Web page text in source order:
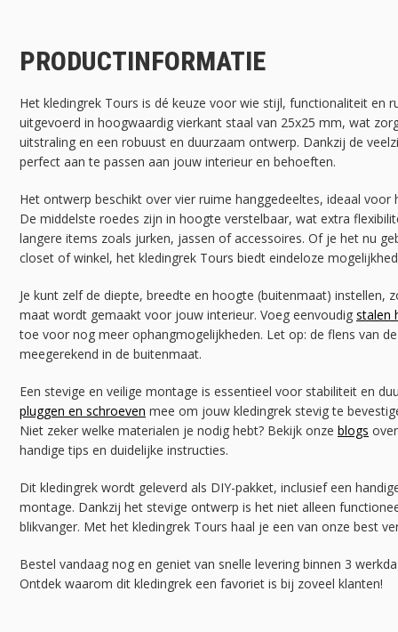
PRODUCTINFORMATIE
Het kledingrek Tours is dé keuze voor wie stijl, functionaliteit en
uitgevoerd in hoogwaardig vierkant staal van 25x25 mm, wat
uitstraling en een robuust en duurzaam ontwerp. Dankzij de
perfect aan te passen aan jouw interieur en behoeften.
Het ontwerp beschikt over vier ruime hanggedeeltes, ideaal voor
De middelste roedes zijn in hoogte verstelbaar, wat extra
langere items zoals jurken, jassen of accessoires. Of je het nu
closet of winkel, het kledingrek Tours biedt eindeloze
Je kunt zelf de diepte, breedte en hoogte (buitenmaat) instellen,
maat wordt gemaakt voor jouw interieur. Voeg eenvoudig stalen
toe voor nog meer ophangmogelijkheden. Let op: de flens van
meegerekend in de buitenmaat.
Een stevige en veilige montage is essentieel voor stabiliteit en
pluggen en schroeven mee om jouw kledingrek stevig te
Niet zeker welke materialen je nodig hebt? Bekijk onze blogs
handige tips en duidelijke instructies.
Dit kledingrek wordt geleverd als DIY-pakket, inclusief een
montage. Dankzij het stevige ontwerp is het niet alleen
blikvanger. Met het kledingrek Tours haal je een van onze best
Bestel vandaag nog en geniet van snelle levering binnen 3
Ontdek waarom dit kledingrek een favoriet is bij zoveel klanten!